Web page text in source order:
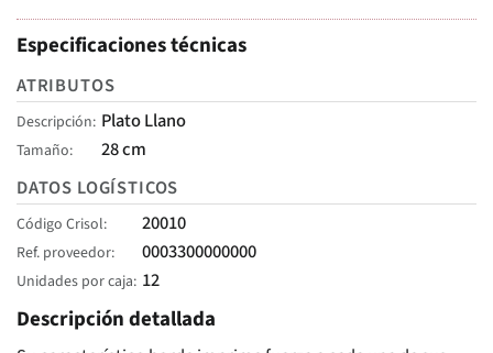
Especificaciones técnicas
ATRIBUTOS
Descripción Plato Llano
Tamaño
28 cm
DATOS LOGÍSTICOS
Código Crisol 20010
Ref. proveedor 0003300000000
Unidades por caja 12
Descripción detallada